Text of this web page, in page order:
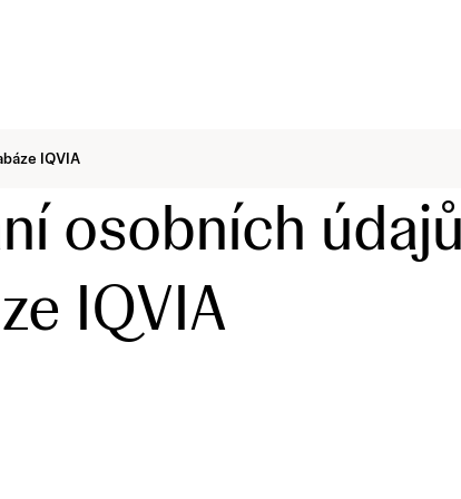
IQVIA
osobních
IQVIA